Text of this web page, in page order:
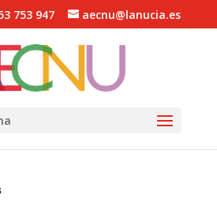
753 947 aecnu@lanucia.es